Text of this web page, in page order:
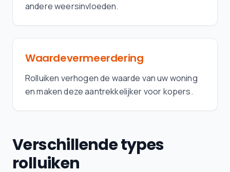
andere weersinvloeden.
Waardevermeerdering
Rolluiken verhogen de waarde van uw woning
en maken deze aantrekkelijker voor kopers.
Verschillende types
rolluiken